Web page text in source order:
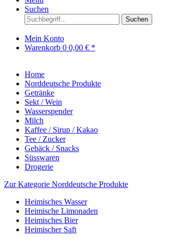
Suchen
Suchen
Mein Konto
Warenkorb 0 0,00 € *
Home
Norddeutsche Produkte
Getränke
Sekt / Wein
Wasserspender
Milch
Kaffee / Sirup / Kakao
Tee / Zucker
Gebäck / Snacks
Süsswaren
Drogerie
Zur Kategorie Norddeutsche Produkte
Heimisches Wasser
Heimische Limonaden
Heimisches Bier
Heimischer Saft